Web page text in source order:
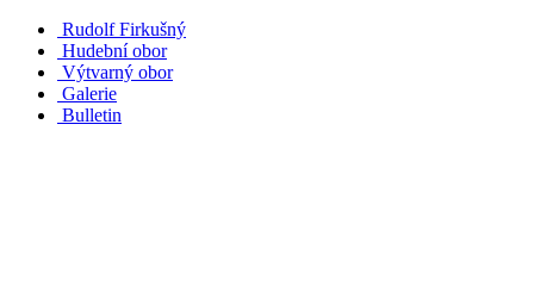
Rudolf Firkušný
Hudební obor
Výtvarný obor
Galerie
Bulletin